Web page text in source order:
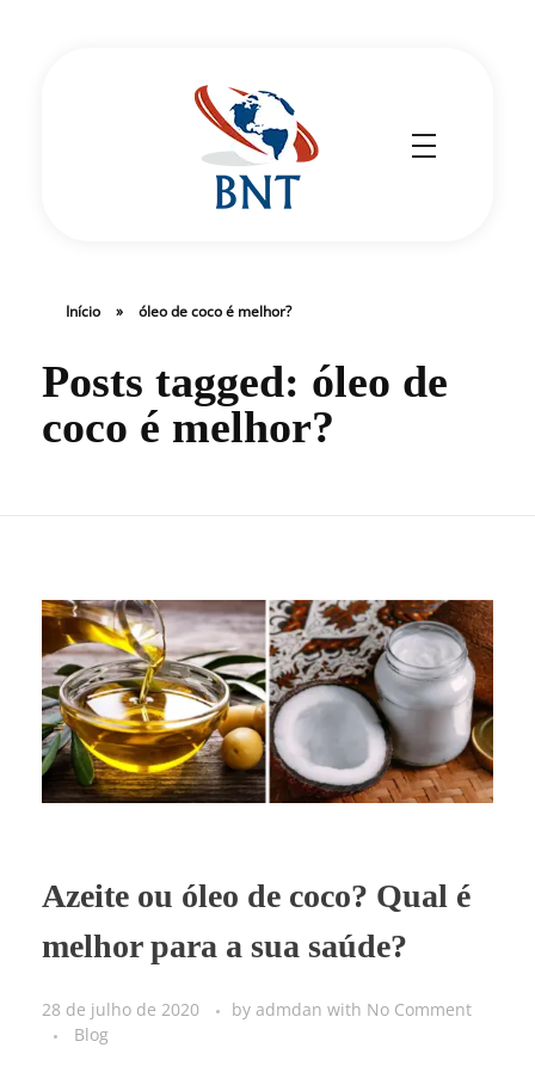
Início » óleo de coco é melhor?
Posts tagged: óleo de
coco é melhor?
Azeite ou óleo de coco? Qual é
melhor para a sua saúde?
28 de julho de 2020 by admdan with No Comment
Blog